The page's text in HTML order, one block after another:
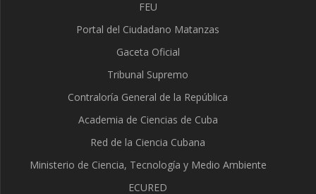
FEU
Portal del Ciudadano Matanzas
Gaceta Oficial
Tribunal Supremo
Contraloría General de la República
Academia de Ciencias de Cuba
Red de la Ciencia Cubana
Ministerio de Ciencia, Tecnología y Medio Ambiente
ECURED